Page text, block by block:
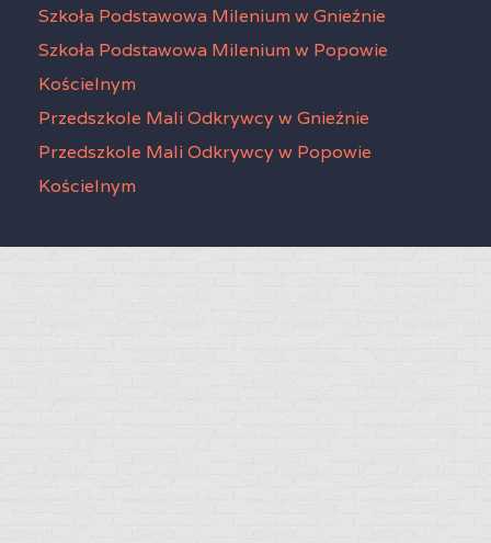
Szkoła Podstawowa Milenium w Gnieźnie
Szkoła Podstawowa Milenium w Popowie
Kościelnym
Przedszkole Mali Odkrywcy w Gnieźnie
Przedszkole Mali Odkrywcy w Popowie
Kościelnym